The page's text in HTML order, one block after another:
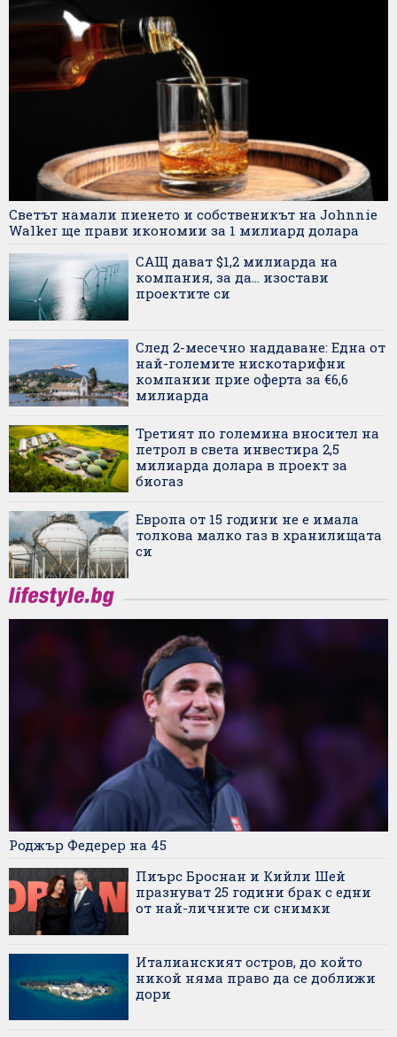
Светът намали пиенето и собственикът на Johnnie
Walker ще прави икономии за 1 милиард долара
САЩ дават $1,2 милиарда на
компания, за да... изостави
проектите си
След 2-месечно наддаване: Една от
най-големите нискотарифни
компании прие оферта за €6,6
милиарда
Третият по големина вносител на
петрол в света инвестира 2,5
милиарда долара в проект за
биогаз
Европа от 15 години не е имала
толкова малко газ в хранилищата
си
Роджър Федерер на 45
Пиърс Броснан и Кийли Шей
празнуват 25 години брак с едни
от най-личните си снимки
Италианският остров, до който
никой няма право да се доближи
дори